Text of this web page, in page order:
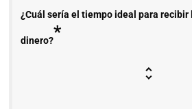
¿Cuál sería el tiempo ideal para recibir
dinero?*